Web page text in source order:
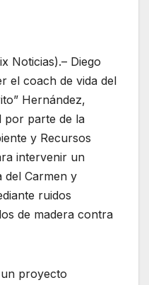
Noticias).– Diego
el coach de vida del
Hernández,
por parte de la
y Recursos
intervenir un
del Carmen y
ruidos
de madera contra
proyecto